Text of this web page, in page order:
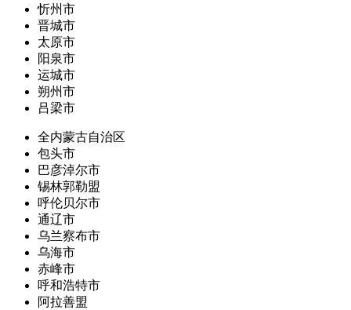
忻州市
晋城市
太原市
阳泉市
运城市
朔州市
吕梁市
全内蒙古自治区
包头市
巴彦淖尔市
锡林郭勒盟
呼伦贝尔市
通辽市
乌兰察布市
乌海市
赤峰市
呼和浩特市
阿拉善盟